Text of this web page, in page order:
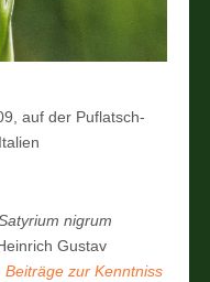
auf der Puflatsch-
nigrum
Gustav
zur Kenntniss